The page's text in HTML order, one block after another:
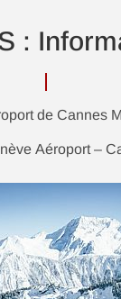
:
de Cannes
Aéroport –